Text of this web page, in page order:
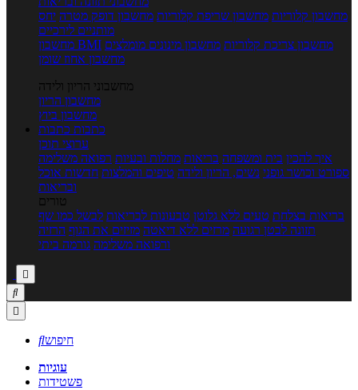
מחשבון קלוריות מחשבון שריפת קלוריות מחשבון דופק מטרה יחס
מותניים לירכיים
מחשבון BMI
מחשבון צריכת קלוריות מחשבון מינונים מומלצים
מחשבון אחוז שומן
מחשבוני הריון ולידה
מחשבון הריון
מחשבון ביוץ
כתבות כתבות
ערוצי תוכן
איך להכין בית ומשפחה בריאות מחלות ובעיות רפואה משלימה
ספורט וכושר גופני נשים, הריון ולידה טיפים והמלצות חדשות אוכל
ובריאות
טורים
בריאות בצלחת טעים ללא גלוטן טבעונות לבריאות לבשל כמו שף
תזונה לבטן רגועה מרזים ללא דיאטה מזיזים את הגוף הרזיה
ורפואה משלימה גורמה ביתי



חיפוש
עוגיות
פשטידות